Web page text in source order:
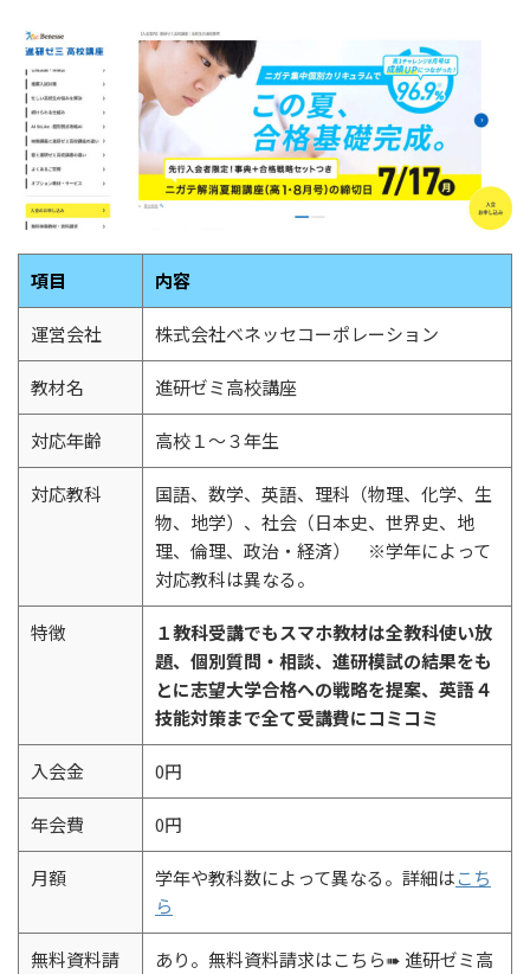
項目 内容
運営会社 株式会社ベネッセコーポレーション
教材名 進研ゼミ高校講座
対応年齢 高校１〜３年生
対応教科
国語、数学、英語、理科（物理、化学、生
物、地学）、社会（日本史、世界史、地
理、倫理、政治・経済） ※学年によって
対応教科は異なる。
特徴
１教科受講でもスマホ教材は全教科使い放
題、個別質問・相談、進研模試の結果をも
とに志望大学合格への戦略を提案、英語４
技能対策まで全て受講費にコミコミ
入会金 0円
年会費 0円
月額 学年や教科数によって異なる。詳細はこち
ら
無料資料請
あり。無料資料請求はこちら➠ 進研ゼミ高